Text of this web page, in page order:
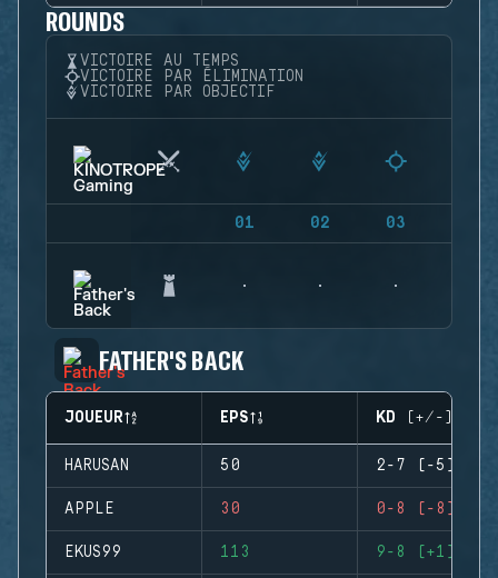
ROUNDS
VICTOIRE AU TEMPS
VICTOIRE PAR ÉLIMINATION
VICTOIRE PAR OBJECTIF
01 02 03
FATHER'S BACK
JOUEUR EPS KD (+/-)
HARUSAN 50 2-7 (-5)
APPLE 30 0-8 (-8)
EKUS99 113 9-8 (+1)